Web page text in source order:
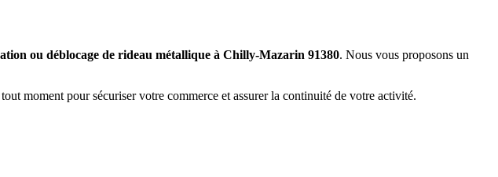
ou déblocage de rideau métallique à Chilly-Mazarin 91380. Nous vous proposons un
moment pour sécuriser votre commerce et assurer la continuité de votre activité.